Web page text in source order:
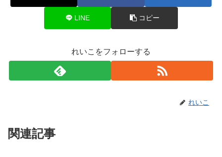
LINE コピー
れいこをフォローする
れいこ
関連記事